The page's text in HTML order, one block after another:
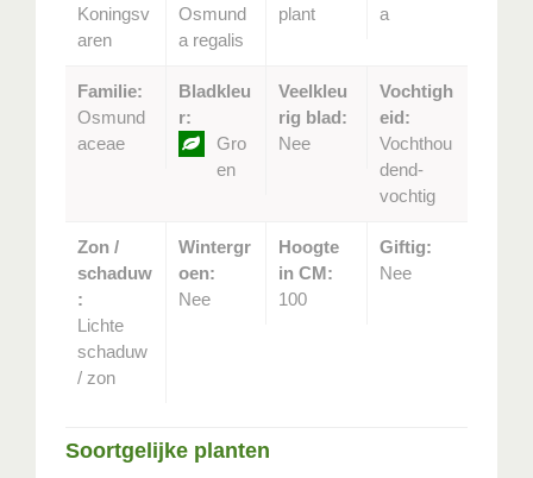
Koningsv
aren
Osmund
a regalis
plant
a
Familie:
Osmund
aceae
Bladkleu
r:
Gro
en
Veelkleu
rig blad:
Nee
Vochtigh
eid:
Vochthou
dend-
vochtig
Zon /
schaduw
:
Lichte
schaduw
/ zon
Wintergr
oen:
Nee
Hoogte
in CM:
100
Giftig:
Nee
Soortgelijke planten